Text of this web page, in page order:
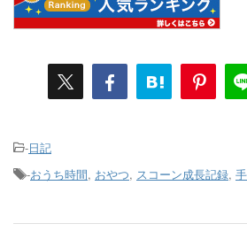
-日記
-おうち時間, おやつ, スコーン成長記録,